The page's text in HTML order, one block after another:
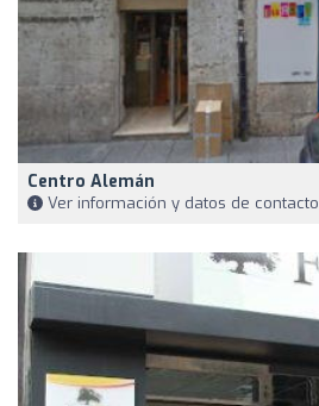
Centro Alemán
Ver información y datos de contacto